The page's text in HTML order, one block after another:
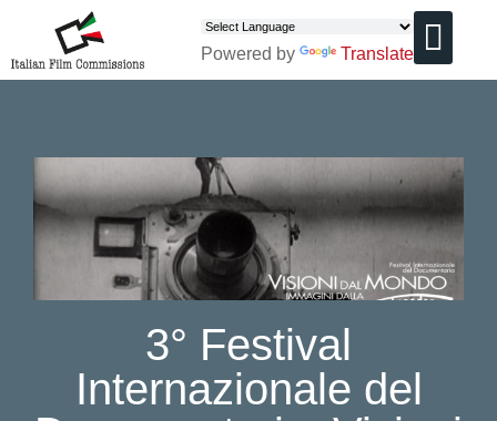
Powered by Translate
3° Festival
Internazionale del